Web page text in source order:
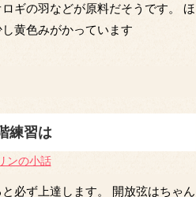
ギの羽などが原料だそうです。 ほ
黄色みがかっています
練習は
ンの小話
と必ず上達します。 開放弦はちゃん